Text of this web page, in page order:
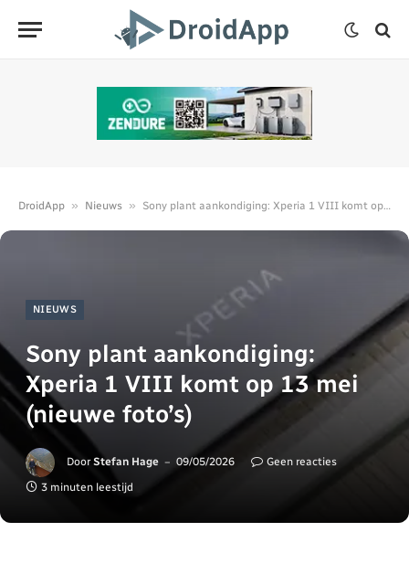
DroidApp » Nieuws » Sony plant aankondiging: Xperia 1 VIII komt op 13 mei (nieuwe foto’s)
NIEUWS
Sony plant aankondiging:
Xperia 1 VIII komt op 13 mei
(nieuwe foto’s)
Door Stefan Hage 09/05/2026
Geen reacties
3 minuten leestijd